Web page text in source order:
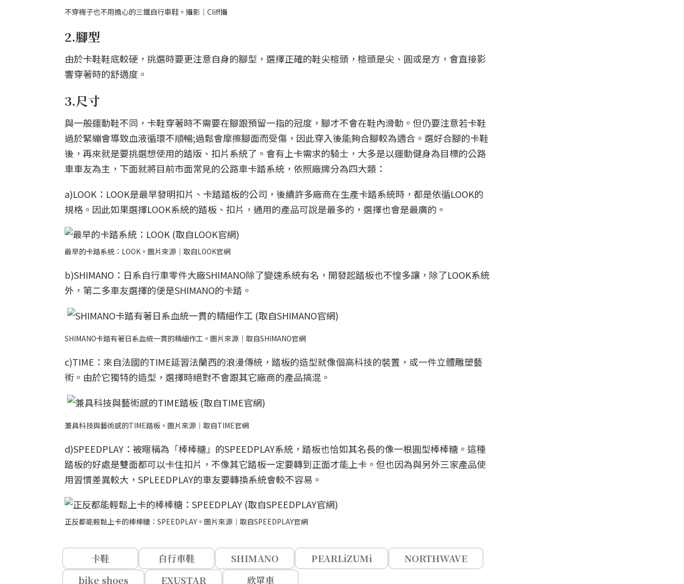
不穿襪子也不用擔心的三鐵自行車鞋。攝影｜Cliff攝
2.腳型
由於卡鞋鞋底較硬，挑選時要更注意自身的腳型，選擇正確的鞋尖楦頭，楦頭是尖、圓或是方，會直接影
響穿著時的舒適度。
3.尺寸
與一般運動鞋不同，卡鞋穿著時不需要在腳跟預留一指的冠度，腳才不會在鞋內滑動。但仍要注意若卡鞋
過於緊繃會導致血液循環不順暢;過鬆會摩擦腳面而受傷，因此穿入後能夠合腳較為適合。選好合腳的卡鞋
後，再來就是要挑選想使用的踏版、扣片系統了。會有上卡需求的騎士，大多是以運動健身為目標的公路
車車友為主，下面就將目前市面常見的公路車卡踏系統，依照廠牌分為四大類：
a)LOOK：LOOK是最早發明扣片、卡踏踏板的公司，後續許多廠商在生產卡踏系統時，都是依循LOOK的
規格。因此如果選擇LOOK系統的踏板、扣片，通用的產品可說是最多的，選擇也會是最廣的。
最早的卡踏系統：LOOK。圖片來源｜取自LOOK官網
b)SHIMANO：日系自行車零件大廠SHIMANO除了變速系統有名，開發起踏板也不惶多讓，除了LOOK系統
外，第二多車友選擇的便是SHIMANO的卡踏。
SHIMANO卡踏有著日系血統一貫的精細作工。圖片來源｜取自SHIMANO官網
c)TIME：來自法國的TIME延習法蘭西的浪漫傳統，踏板的造型就像個高科技的裝置，或一件立體雕塑藝
術。由於它獨特的造型，選擇時絕對不會跟其它廠商的產品搞混。
兼具科技與藝術感的TIME踏板。圖片來源｜取自TIME官網
d)SPEEDPLAY：被暱稱為「棒棒糖」的SPEEDPLAY系統，踏板也恰如其名長的像一根圓型棒棒糖。這種
踏板的好處是雙面都可以卡住扣片，不像其它踏板一定要轉到正面才能上卡。但也因為與另外三家產品使
用習慣差異較大，SPLEEDPLAY的車友要轉換系統會較不容易。
正反都能輕鬆上卡的棒棒糖：SPEEDPLAY。圖片來源｜取自SPEEDPLAY官網
卡鞋 自行車鞋 SHIMANO PEARLiZUMi
NORTHWAVE
bike shoes
EXUSTAR 欣單車